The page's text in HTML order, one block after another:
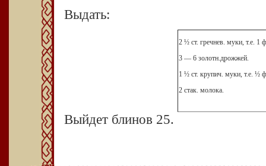
Выдать:
2 ½ ст. гречнев. муки, т.е. 1
3 — 6 золотн.дрожжей.
1 ½ ст. крупич. муки, т.е. ½
2 стак. молока.
Выйдет блинов 25.